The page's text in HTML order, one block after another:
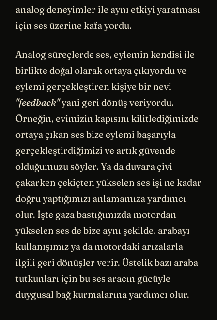
analog deneyimler ile aynı etkiyi yaratması
için ses üzerine kafa yordu.
Analog süreçlerde ses, eylemin kendisi ile
birlikte doğal olarak ortaya çıkıyordu ve
eylemi gerçekleştiren kişiye bir nevi
"feedback"yani geri dönüş veriyordu.
Örneğin, evimizin kapısını kilitlediğimizde
ortaya çıkan ses bize eylemi başarıyla
gerçekleştirdiğimizi ve artık güvende
olduğumuzu söyler. Ya da duvara çivi
çakarken çekiçten yükselen ses işi ne kadar
doğru yaptığımızı anlamamıza yardımcı
olur. İşte gaza bastığımızda motordan
yükselen ses de bize aynı şekilde, arabayı
kullanışımız ya da motordaki arızalarla
ilgili geri dönüşler verir. Üstelik bazı araba
tutkunları için bu ses aracın gücüyle
duygusal bağ kurmalarına yardımcı olur.